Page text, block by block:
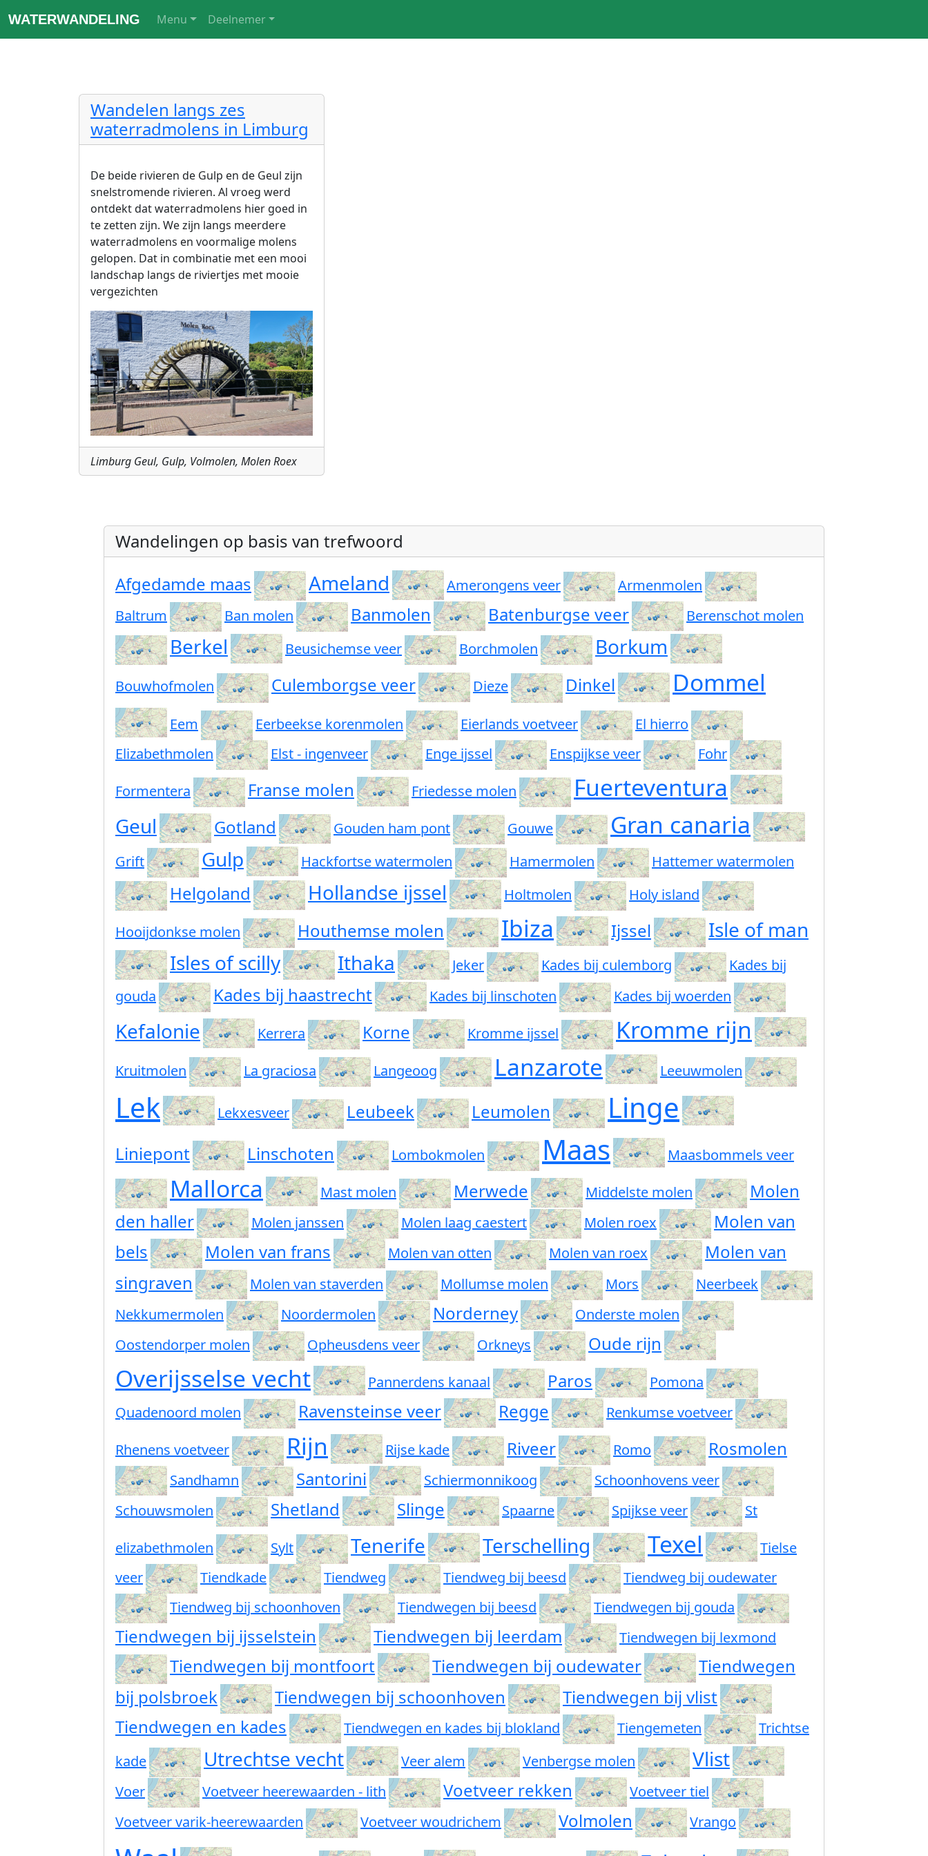
WATERWANDELING Menu Deelnemer
Wandelen langs zes
waterradmolens in Limburg
De beide rivieren de Gulp en de Geul zijn
snelstromende rivieren. Al vroeg werd
ontdekt dat waterradmolens hier goed in
te zetten zijn. We zijn langs meerdere
waterradmolens en voormalige molens
gelopen. Dat in combinatie met een mooi
landschap langs de riviertjes met mooie
vergezichten
Limburg Geul, Gulp, Volmolen, Molen Roex
Wandelingen op basis van trefwoord
Afgedamde maas
Ameland Amerongens veer
Armenmolen
Baltrum
Ban molen Banmolen Batenburgse veer Berenschot molen
Berkel Beusichemse veer Borchmolen Borkum
Bouwhofmolen Culemborgse veer Dieze Dinkel Dommel
Eem Eerbeekse korenmolen Eierlands voetveer
El hierro
Elizabethmolen
Elst - ingenveer Enge ijssel Enspijkse veer Fohr
Formentera Franse molen Friedesse molen Fuerteventura
Geul Gotland Gouden ham pont Gouwe Gran canaria
Grift Gulp Hackfortse watermolen Hamermolen Hattemer watermolen
Helgoland Hollandse ijssel Holtmolen Holy island
Hooijdonkse molen Houthemse molen Ibiza Ijssel
Isle of man
Isles of scilly
Ithaka Jeker Kades bij culemborg
Kades bij
gouda
Kades bij haastrecht Kades bij linschoten Kades bij woerden
Kefalonie Kerrera Korne Kromme ijssel Kromme rijn
Kruitmolen La graciosa Langeoog Lanzarote Leeuwmolen
Lek Lekxesveer Leubeek Leumolen Linge
Liniepont Linschoten Lombokmolen Maas Maasbommels veer
Mallorca Mast molen Merwede Middelste molen
Molen
den haller
Molen janssen Molen laag caestert Molen roex
Molen van
bels
Molen van frans Molen van otten Molen van roex
Molen van
singraven
Molen van staverden Mollumse molen Mors
Neerbeek
Nekkumermolen
Noordermolen Norderney
Onderste molen
Oostendorper molen
Opheusdens veer Orkneys Oude rijn
Overijsselse vecht Pannerdens kanaal Paros
Pomona
Quadenoord molen
Ravensteinse veer Regge Renkumse voetveer
Rhenens voetveer Rijn Rijse kade Riveer Romo Rosmolen
Sandhamn Santorini Schiermonnikoog
Schoonhovens veer
Schouwsmolen
Shetland Slinge Spaarne Spijkse veer St
elizabethmolen Sylt Tenerife Terschelling Texel
Tielse
veer
Tiendkade Tiendweg Tiendweg bij beesd
Tiendweg bij oudewater
Tiendweg bij schoonhoven
Tiendwegen bij beesd Tiendwegen bij gouda
Tiendwegen bij ijsselstein Tiendwegen bij leerdam Tiendwegen bij lexmond
Tiendwegen bij montfoort Tiendwegen bij oudewater
Tiendwegen
bij polsbroek
Tiendwegen bij schoonhoven
Tiendwegen bij vlist
Tiendwegen en kades
Tiendwegen en kades bij blokland Tiengemeten
Trichtse
kade
Utrechtse vecht Veer alem Venbergse molen Vlist
Voer Voetveer heerewaarden - lith Voetveer rekken
Voetveer tiel
Voetveer varik-heerewaarden
Voetveer woudrichem Volmolen Vrango